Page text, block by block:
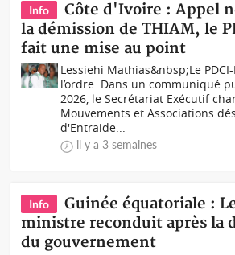
Info
Côte d'Ivoire : Appel
la démission de THIAM, le
fait une mise au point
Lessiehi Mathias&nbsp;Le
l’ordre. Dans un communiqué
2026, le Secrétariat Exécutif
Mouvements et Associations
d'Entraide...
il y a 3 semaines
Info
Guinée équatoriale :
ministre reconduit après la
du gouvernement